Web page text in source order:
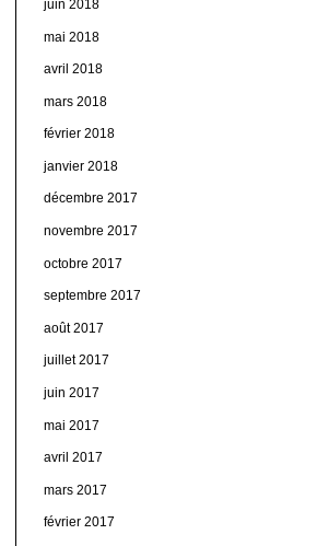
juin 2018
mai 2018
avril 2018
mars 2018
février 2018
janvier 2018
décembre 2017
novembre 2017
octobre 2017
septembre 2017
août 2017
juillet 2017
juin 2017
mai 2017
avril 2017
mars 2017
février 2017